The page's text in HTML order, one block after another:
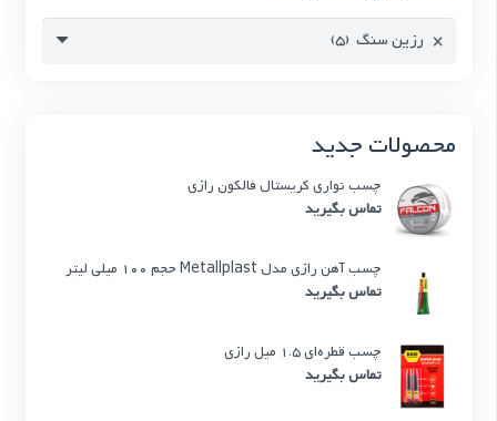
× رزین سنگ (5)
محصولات جدید
چسب نواری کریستال فالکون رازی
تماس بگیرید
چسب آهن رازی مدل Metallplast حجم 100 میلی لیتر
تماس بگیرید
چسب قطره‌ای 1.5 میل رازی
تماس بگیرید